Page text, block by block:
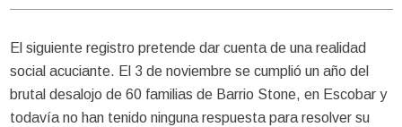
El siguiente registro pretende dar cuenta de una realidad
social acuciante. El 3 de noviembre se cumplió un año del
brutal desalojo de 60 familias de Barrio Stone, en Escobar y
todavía no han tenido ninguna respuesta para resolver su